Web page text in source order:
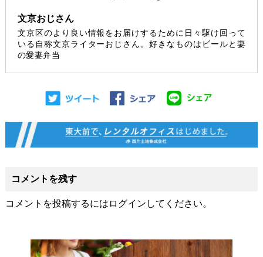
文京おじさん
文京区のより良い情報をお届けするために日々駆け回って
いる自称文京ライターおじさん。好きなものはビールと妻
の愛妻弁当
コメントを残す
コメントを投稿するには ログイン してください。